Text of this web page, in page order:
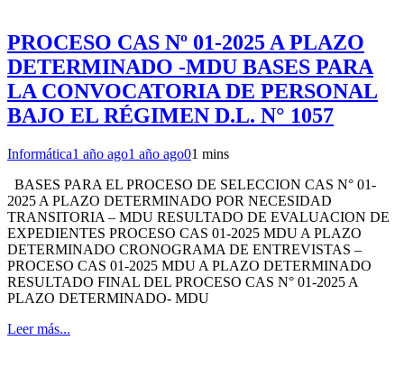
PROCESO CAS Nº 01-2025 A PLAZO
DETERMINADO -MDU BASES PARA
LA CONVOCATORIA DE PERSONAL
BAJO EL RÉGIMEN D.L. N° 1057
Informática1 año ago1 año ago01 mins
BASES PARA EL PROCESO DE SELECCION CAS N° 01-
2025 A PLAZO DETERMINADO POR NECESIDAD
TRANSITORIA – MDU RESULTADO DE EVALUACION DE
EXPEDIENTES PROCESO CAS 01-2025 MDU A PLAZO
DETERMINADO CRONOGRAMA DE ENTREVISTAS –
PROCESO CAS 01-2025 MDU A PLAZO DETERMINADO
RESULTADO FINAL DEL PROCESO CAS N° 01-2025 A
PLAZO DETERMINADO- MDU
Leer más...